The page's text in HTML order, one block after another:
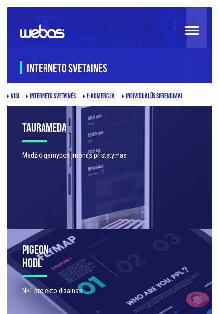
INTERNETO SVETAINĖS
VISI INTERNETO SVETAINĖS E-KOMERCIJA INDIVIDUALŪS SPRENDIMAI
TAURAMEDA
Medžio gamybos įmonės pristatymas
PIGEON
HODL
NFT projekto dizainas